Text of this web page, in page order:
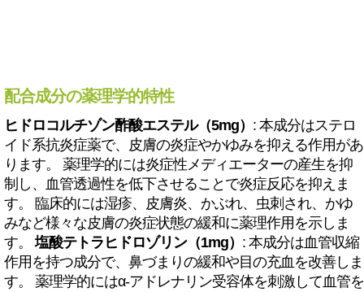
配合成分の薬理学的特性
ヒドロコルチゾン酢酸エステル（5mg） : 本成分はステロ
イド系抗炎症薬で、皮膚の炎症やかゆみを抑える作用があ
ります。 薬理学的には炎症性メディエーターの産生を抑
制し、血管透過性を低下させることで炎症反応を抑えま
す。 臨床的には湿疹、皮膚炎、かぶれ、虫刺され、かゆ
みなど様々な皮膚の炎症状態の緩和に薬理作用を示しま
す。塩酸テトラヒドロゾリン（1mg） : 本成分は血管収縮
作用を持つ成分で、鼻づまりの緩和や目の充血を改善しま
す。 薬理学的にはα-アドレナリン受容体を刺激して血管を